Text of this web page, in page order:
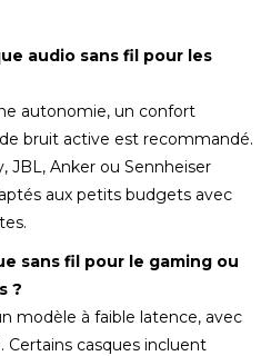
audio sans fil pour les
autonomie, un confort
bruit active est recommandé.
JBL, Anker ou Sennheiser
aux petits budgets avec
sans fil pour le gaming ou
?
modèle à faible latence, avec
casques incluent